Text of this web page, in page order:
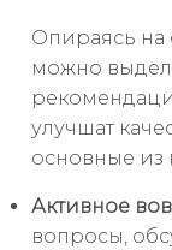
Опираясь на
можно
улучшат
основные из
Активное
вопросы,